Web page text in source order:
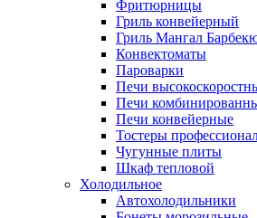
Фритюрницы
Гриль конвейерный
Гриль Мангал
Конвектоматы
Пароварки
Печи
Печи
Печи конвейерные
Тостеры
Чугунные плиты
Шкаф тепловой
Холодильное
Автохолодильники